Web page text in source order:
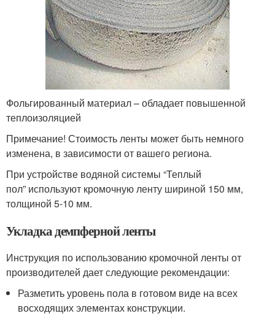
Фольгированный материал – обладает повышенной
теплоизоляцией
Примечание! Стоимость ленты может быть немного
изменена, в зависимости от вашего региона.
При устройстве водяной системы “Теплый
пол” используют кромочную ленту шириной 150 мм,
толщиной 5-10 мм.
Укладка демпферной ленты
Инструкция по использованию кромочной ленты от
производителей дает следующие рекомендации:
Разметить уровень пола в готовом виде на всех
восходящих элементах конструкции.